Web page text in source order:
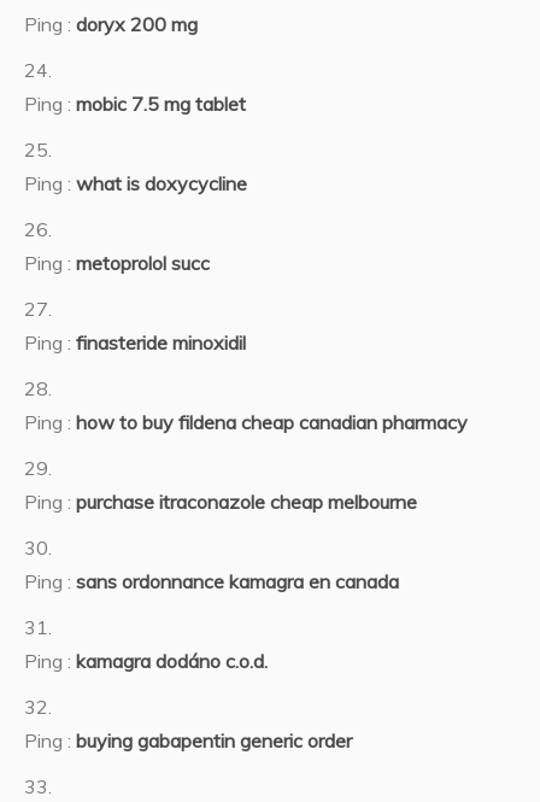
Ping : doryx 200 mg
Ping : mobic 7.5 mg tablet
Ping : what is doxycycline
Ping : metoprolol succ
Ping : finasteride minoxidil
Ping : how to buy fildena cheap canadian pharmacy
Ping : purchase itraconazole cheap melbourne
Ping : sans ordonnance kamagra en canada
Ping : kamagra dodáno c.o.d.
Ping : buying gabapentin generic order